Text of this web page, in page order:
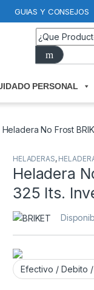
GUIAS Y CONSEJOS
PERSONAL
Heladera No Frost
HELADERAS,
Heladera
325 lts.